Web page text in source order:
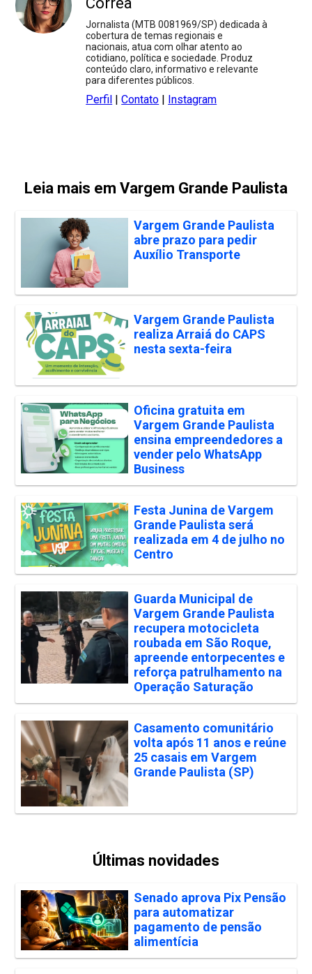
Jornalista (MTB 0081969/SP) dedicada à
cobertura de temas regionais e
nacionais, atua com olhar atento ao
cotidiano, política e sociedade. Produz
conteúdo claro, informativo e relevante
para diferentes públicos.
Perfil |Contato Instagram
Leia mais em Vargem Grande Paulista
Vargem Grande Paulista
abre prazo para pedir
Auxílio Transporte
Vargem Grande Paulista
realiza Arraiá do CAPS
nesta sexta-feira
Oficina gratuita em
Vargem Grande Paulista
ensina empreendedores a
vender pelo WhatsApp
Business
Festa Junina de Vargem
Grande Paulista será
realizada em 4 de julho no
Centro
Guarda Municipal de
Vargem Grande Paulista
recupera motocicleta
roubada em São Roque,
apreende entorpecentes e
reforça patrulhamento na
Operação Saturação
Casamento comunitário
volta após 11 anos e reúne
25 casais em Vargem
Grande Paulista (SP)
Últimas novidades
Senado aprova Pix Pensão
para automatizar
pagamento de pensão
alimentícia